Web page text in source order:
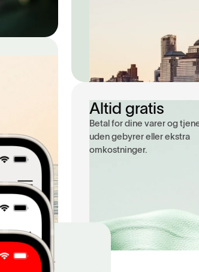
Altid gratis
Betal for dine varer og
uden gebyrer eller ekstra
omkostninger.